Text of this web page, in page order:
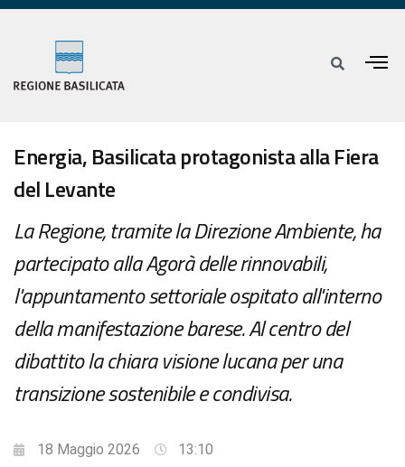
Energia, Basilicata protagonista alla Fiera
del Levante
La Regione, tramite la Direzione Ambiente, ha
partecipato alla Agorà delle rinnovabili,
l'appuntamento settoriale ospitato all'interno
della manifestazione barese. Al centro del
dibattito la chiara visione lucana per una
transizione sostenibile e condivisa.
18 Maggio 2026
13:10